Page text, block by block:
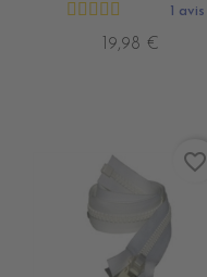
1 avis
19,98 €
favorite_border